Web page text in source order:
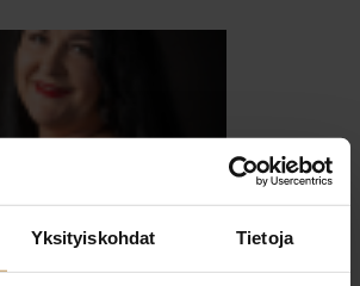
Yksityiskohdat Tietoja